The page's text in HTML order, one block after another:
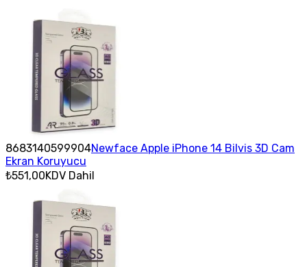
8683140599904Newface Apple iPhone 14 Bilvis 3D Cam
Ekran Koruyucu
₺551,00KDV Dahil